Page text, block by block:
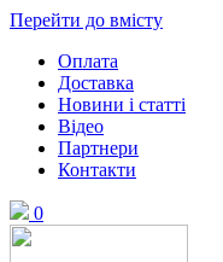
Перейти до вмісту
Оплата
Доставка
Новини і статті
Відео
Партнери
Контакти
0